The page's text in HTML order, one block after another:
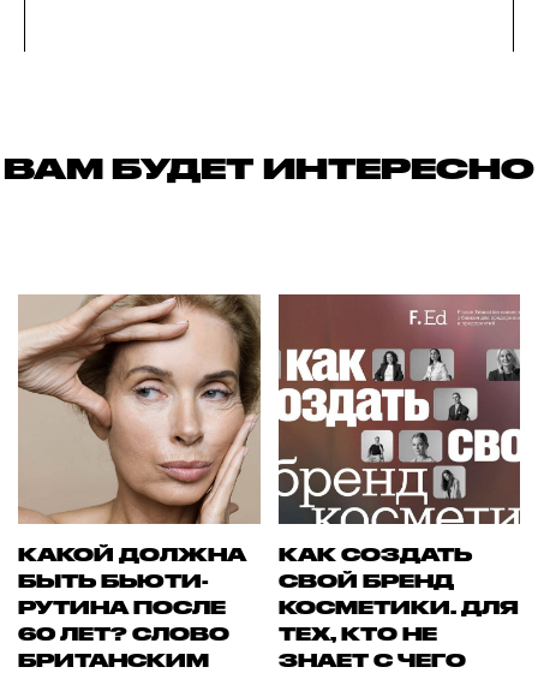
ВАМ БУДЕТ ИНТЕРЕСНО
КАКОЙ ДОЛЖНА
БЫТЬ БЬЮТИ-
РУТИНА ПОСЛЕ
60 ЛЕТ? СЛОВО
БРИТАНСКИМ
КАК СОЗДАТЬ
СВОЙ БРЕНД
КОСМЕТИКИ. ДЛЯ
ТЕХ, КТО НЕ
ЗНАЕТ С ЧЕГО